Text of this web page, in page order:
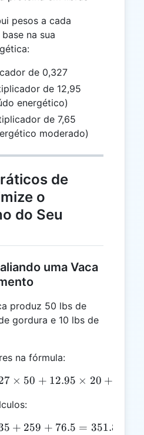
pesos a cada
na sua
de 0,327
de 12,95
energético)
de 7,65
moderado)
de
o
do Seu
uma Vaca
produz 50 lbs de
gordura e 10 lbs de
na fórmula:
ECM = 0.327 \times 50
× 50 + 12.95 × 20 +
ECM = 16.35 + 259 +
+ 259 + 76.5 = 351.85